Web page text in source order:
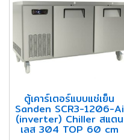
ตู้เคาร์เตอร์แบบแช่เย็น
Sanden SCR3-1206-Ai
(inverter) Chiller สแตน
เลส 304 TOP 60 cm